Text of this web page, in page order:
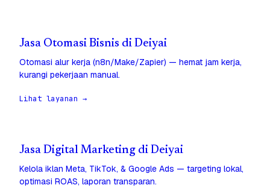
Jasa Otomasi Bisnis di Deiyai
Otomasi alur kerja (n8n/Make/Zapier) — hemat jam kerja,
kurangi pekerjaan manual.
Lihat layanan →
Jasa Digital Marketing di Deiyai
Kelola iklan Meta, TikTok, & Google Ads — targeting lokal,
optimasi ROAS, laporan transparan.